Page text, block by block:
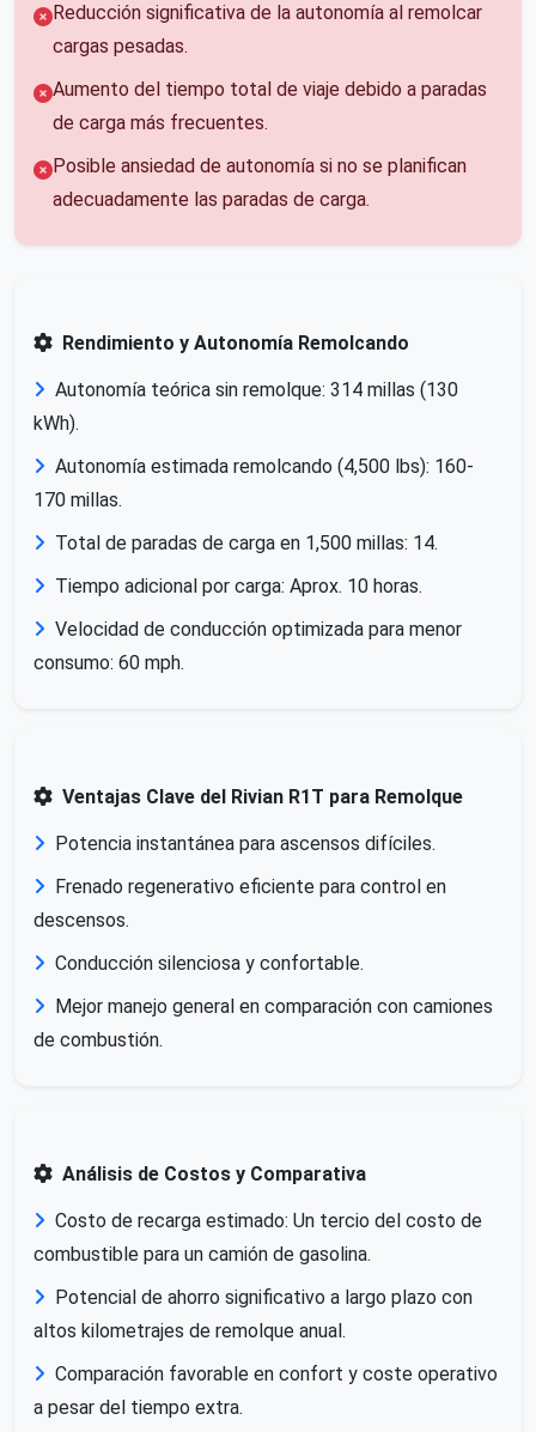
Reducción significativa de la autonomía al remolcar
cargas pesadas.
Aumento del tiempo total de viaje debido a paradas
de carga más frecuentes.
Posible ansiedad de autonomía si no se planifican
adecuadamente las paradas de carga.
Rendimiento y Autonomía Remolcando
Autonomía teórica sin remolque: 314 millas (130
kWh).
Autonomía estimada remolcando (4,500 lbs): 160-
170 millas.
Total de paradas de carga en 1,500 millas: 14.
Tiempo adicional por carga: Aprox. 10 horas.
Velocidad de conducción optimizada para menor
consumo: 60 mph.
Ventajas Clave del Rivian R1T para Remolque
Potencia instantánea para ascensos difíciles.
Frenado regenerativo eficiente para control en
descensos.
Conducción silenciosa y confortable.
Mejor manejo general en comparación con camiones
de combustión.
Análisis de Costos y Comparativa
Costo de recarga estimado: Un tercio del costo de
combustible para un camión de gasolina.
Potencial de ahorro significativo a largo plazo con
altos kilometrajes de remolque anual.
Comparación favorable en confort y coste operativo
a pesar del tiempo extra.